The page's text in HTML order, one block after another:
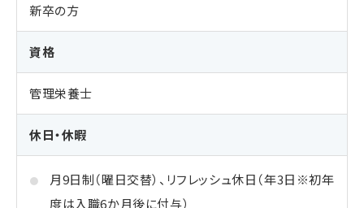
新卒の方
資格
管理栄養士
休日・休暇
月9日制（曜日交替）、リフレッシュ休日（年3日※初年
度は入職6か月後に付与）